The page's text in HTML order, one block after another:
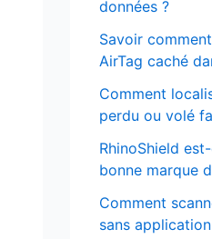
données ?
Savoir
AirTag caché
Comment
perdu ou volé
RhinoShield
bonne marque
Comment
sans